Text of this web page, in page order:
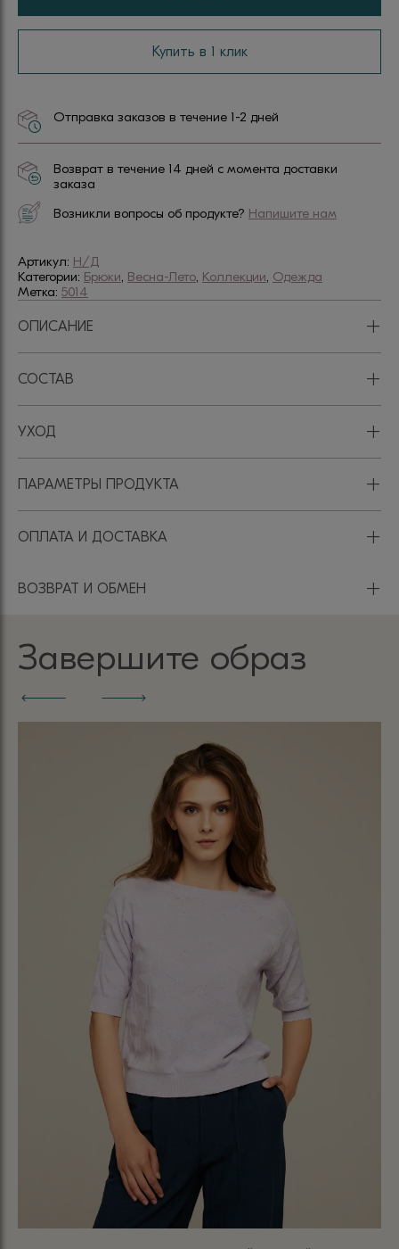
Купить в 1 клик
Отправка заказов в течение 1-2 дней
Возврат в течение 14 дней с момента доставки
заказа
Возникли вопросы об продукте? Напишите нам
Артикул: Н/Д
Категории: Брюки, Весна-Лето, Коллекции, Одежда
Метка: 5014
ОПИСАНИЕ +
СОСТАВ +
УХОД +
ПАРАМЕТРЫ ПРОДУКТА +
ОПЛАТА И ДОСТАВКА +
ВОЗВРАТ И ОБМЕН +
Завершите образ